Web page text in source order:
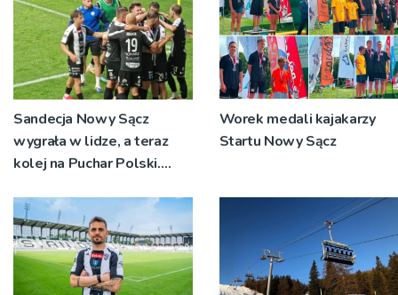
Sandecja Nowy Sącz
wygrała w lidze, a teraz
kolej na Puchar Polski.
Worek medali kajakarzy
Startu Nowy Sącz